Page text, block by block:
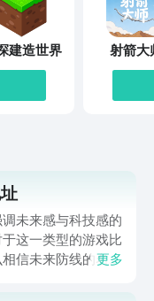
建造世界
射箭大
未来感与科技感的
这一类型的游戏比
信未来防线的名字
更多